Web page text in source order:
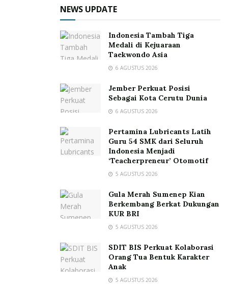
NEWS UPDATE
Indonesia Tambah Tiga
Medali di Kejuaraan
Taekwondo Asia
6 AGUSTUS 2026
Jember Perkuat Posisi
Sebagai Kota Cerutu Dunia
6 AGUSTUS 2026
Pertamina Lubricants Latih
Guru 54 SMK dari Seluruh
Indonesia Menjadi
‘Teacherpreneur’ Otomotif
5 AGUSTUS 2026
Gula Merah Sumenep Kian
Berkembang Berkat Dukungan
KUR BRI
5 AGUSTUS 2026
SDIT BIS Perkuat Kolaborasi
Orang Tua Bentuk Karakter
Anak
5 AGUSTUS 2026